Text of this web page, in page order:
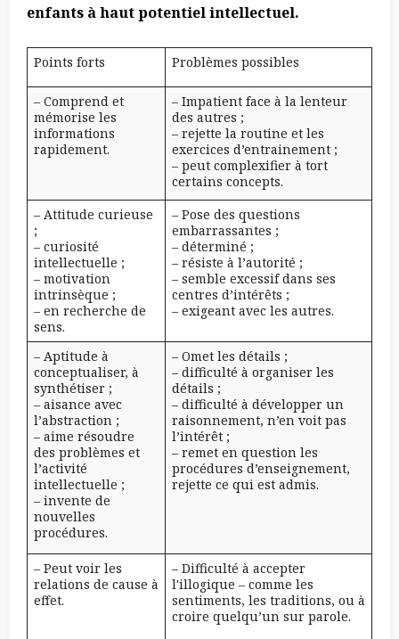
enfants à haut potentiel intellectuel.
Points forts Problèmes possibles
– Comprend et
mémorise les
informations
rapidement.
– Impatient face à la lenteur
des autres ;
– rejette la routine et les
exercices d’entrainement ;
– peut complexifier à tort
certains concepts.
– Attitude curieuse
;
– curiosité
intellectuelle ;
– motivation
intrinsèque ;
– en recherche de
sens.
– Pose des questions
embarrassantes ;
– déterminé ;
– résiste à l’autorité ;
– semble excessif dans ses
centres d’intérêts ;
– exigeant avec les autres.
– Aptitude à
conceptualiser, à
synthétiser ;
– aisance avec
l’abstraction ;
– aime résoudre
des problèmes et
l’activité
intellectuelle ;
– invente de
nouvelles
procédures.
– Omet les détails ;
– difficulté à organiser les
détails ;
– difficulté à développer un
raisonnement, n’en voit pas
l’intérêt ;
– remet en question les
procédures d’enseignement,
rejette ce qui est admis.
– Peut voir les
relations de cause à
effet.
– Difficulté à accepter
l'illogique – comme les
sentiments, les traditions, ou à
croire quelqu’un sur parole.